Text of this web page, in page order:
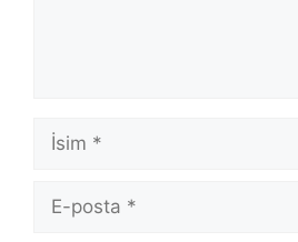
İsim
posta